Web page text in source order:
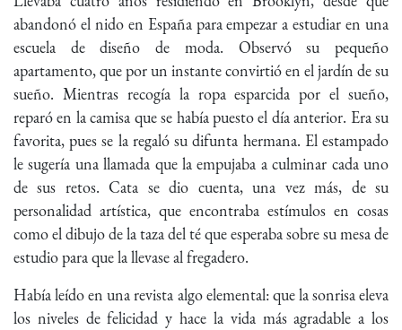
abandonó el nido en España para empezar a estudiar en una
escuela de diseño de moda. Observó su pequeño
apartamento, que por un instante convirtió en el jardín de su
sueño. Mientras recogía la ropa esparcida por el sueño,
reparó en la camisa que se había puesto el día anterior. Era su
favorita, pues se la regaló su difunta hermana. El estampado
le sugería una llamada que la empujaba a culminar cada uno
de sus retos. Cata se dio cuenta, una vez más, de su
personalidad artística, que encontraba estímulos en cosas
como el dibujo de la taza del té que esperaba sobre su mesa de
estudio para que la llevase al fregadero.
Había leído en una revista algo elemental: que la sonrisa eleva
los niveles de felicidad y hace la vida más agradable a los